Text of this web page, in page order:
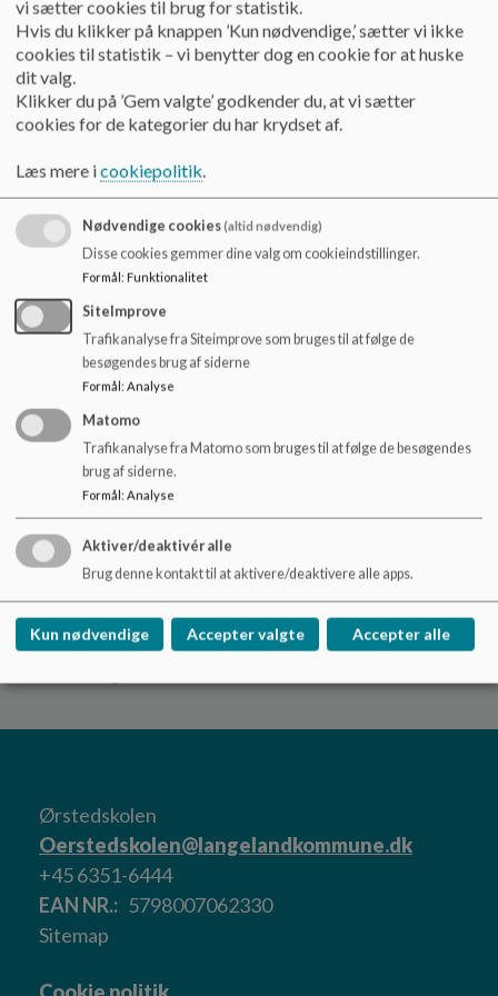
faldt ud over
kanten, hvis
de gik til
verdens ende.
Udført af
eleverne i
sammen med
ærer Helle
Aagaard Nør
gaard og
lærer Hanne
Dyrhøj.
Billedet blev
skabt som opfølgning på emnet "DANMARK"..
Først lavede elever og lærere en masse skitser, på papir og i
ler. Der er et væld af historier og figurer at tage fat på i den
nordiske mytologi. Hver elev lavede hver en figur eller to til
relieffet. Jeg har modelleret den store plade og træet.
Det er lavet i stentøjsler og glaseret med 18 forskellige
glasurer.
Rammen er lavet af bådebygger Bent Hartvig Nielsen, som
tidligere har bygget vikingeskibe.
Ørstedskolen
Oerstedskolen@langelandkommune.dk
+45 6351-6444
EAN NR.
5798007062330
Sitemap
vi sætter cookies til brug for statistik.
Hvis du klikker på knappen ’Kun nødvendige,’ sætter vi ikke
cookies til statistik – vi benytter dog en cookie for at huske
dit valg.
Klikker du på ’Gem valgte’ godkender du, at vi sætter
cookies for de kategorier du har krydset af.
Læs mere icookiepolitik.
Nødvendige cookies(altid nødvendig)
Disse cookies gemmer dine valg om cookieindstillinger.
Formål: Funktionalitet
SiteImprove
Trafikanalyse fra Siteimprove som bruges til at følge de
besøgendes brug af siderne
Formål: Analyse
Matomo
Trafikanalyse fra Matomo som bruges til at følge de besøgendes
brug af siderne.
Formål: Analyse
Aktiver/deaktivér alle
Brug denne kontakt til at aktivere/deaktivere alle apps.
Kun nødvendige Accepter valgte Accepter alle